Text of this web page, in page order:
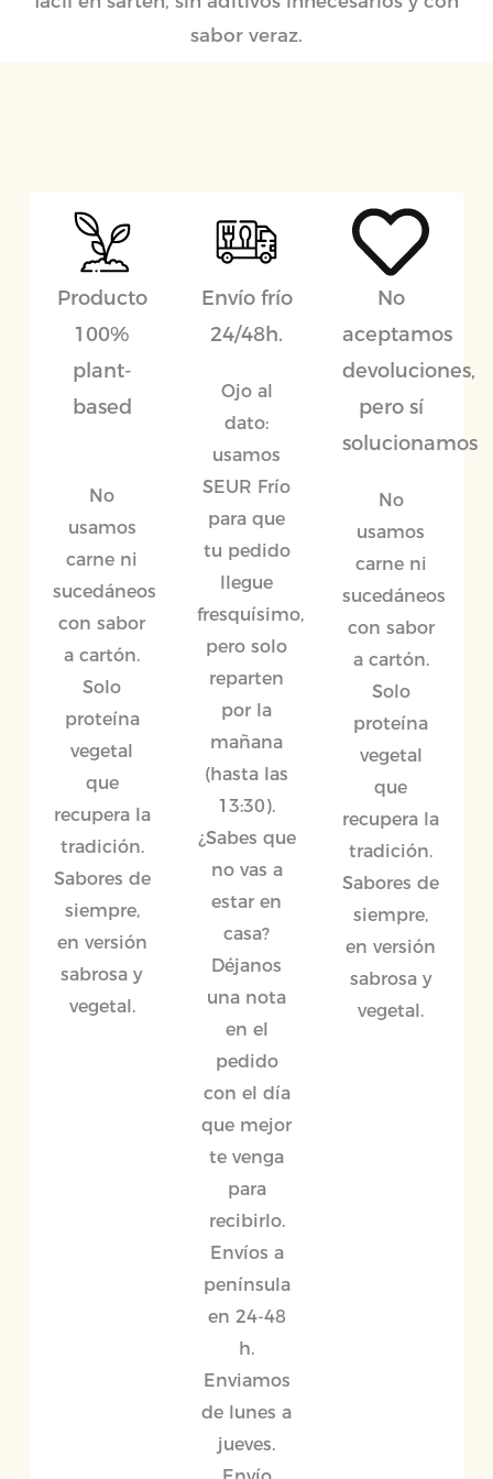
sabor veraz.
Producto
100%
plant-
based
No
usamos
carne ni
sucedáneos
con sabor
a cartón.
Solo
proteína
vegetal
que
recupera la
tradición.
Sabores de
siempre,
en versión
sabrosa y
vegetal.
Envío frío
24/48h.
Ojo al
dato:
usamos
SEUR Frío
para que
tu pedido
llegue
fresquísimo,
pero solo
reparten
por la
mañana
(hasta las
13:30).
¿Sabes que
no vas a
estar en
casa?
Déjanos
una nota
en el
pedido
con el día
que mejor
te venga
para
recibirlo.
Envíos a
península
en 24-48
h.
Enviamos
de lunes a
jueves.
No
aceptamos
devoluciones,
pero sí
solucionamos
No
usamos
carne ni
sucedáneos
con sabor
a cartón.
Solo
proteína
vegetal
que
recupera la
tradición.
Sabores de
siempre,
en versión
sabrosa y
vegetal.